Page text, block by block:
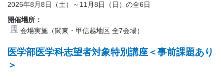
2026年8月8日（土）～11月8日（日）の全6日
開催場所：
会場実施（関東・甲信越地区 全7会場）
医学部医学科志望者対象特別講座＜事前課題あり
＞